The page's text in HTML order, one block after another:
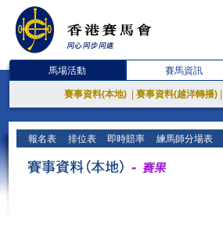
馬場活動 賽馬資訊
賽事資料(本地) 賽事資料(越洋轉播)
報名表 排位表 即時賠率 練馬師分場表